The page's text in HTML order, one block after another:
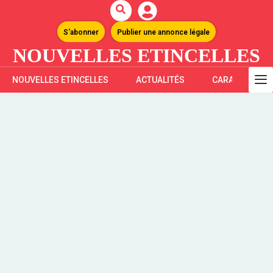
S'abonner Publier une annonce légale
NOUVELLES ETINCELLES
NOUVELLES ETINCELLES ACTUALITÉS CARAÏBES